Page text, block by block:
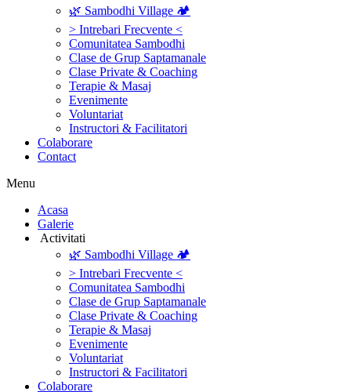
🌿 Sambodhi Village 🏕️
> Intrebari Frecvente <
Comunitatea Sambodhi
Clase de Grup Saptamanale
Clase Private & Coaching
Terapie & Masaj
‎Evenimente
Voluntariat
‏‏‎Instructori & Facilitatori
Colaborare
Contact
Menu
‎Acasa
Galerie
‎ ‎Activitati‎
🌿 Sambodhi Village 🏕️
> Intrebari Frecvente <
Comunitatea Sambodhi
Clase de Grup Saptamanale
Clase Private & Coaching
Terapie & Masaj
‎Evenimente
Voluntariat
‏‏‎Instructori & Facilitatori
Colaborare